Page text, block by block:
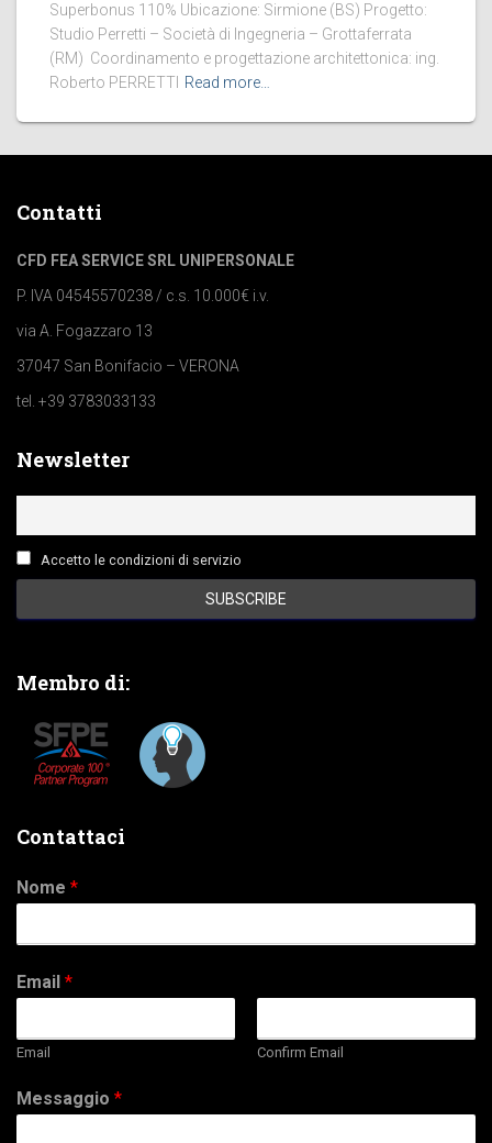
Superbonus 110% Ubicazione: Sirmione (BS) Progetto:
Studio Perretti – Società di Ingegneria – Grottaferrata
(RM) Coordinamento e progettazione architettonica: ing.
Roberto PERRETTI Read more…
Contatti
CFD FEA SERVICE SRL UNIPERSONALE
P. IVA 04545570238 / c.s. 10.000€ i.v.
via A. Fogazzaro 13
37047 San Bonifacio – VERONA
tel. +39 3783033133
Newsletter
Accetto le condizioni di servizio
Membro di:
Contattaci
Nome *
Email *
Email Confirm Email
Messaggio *